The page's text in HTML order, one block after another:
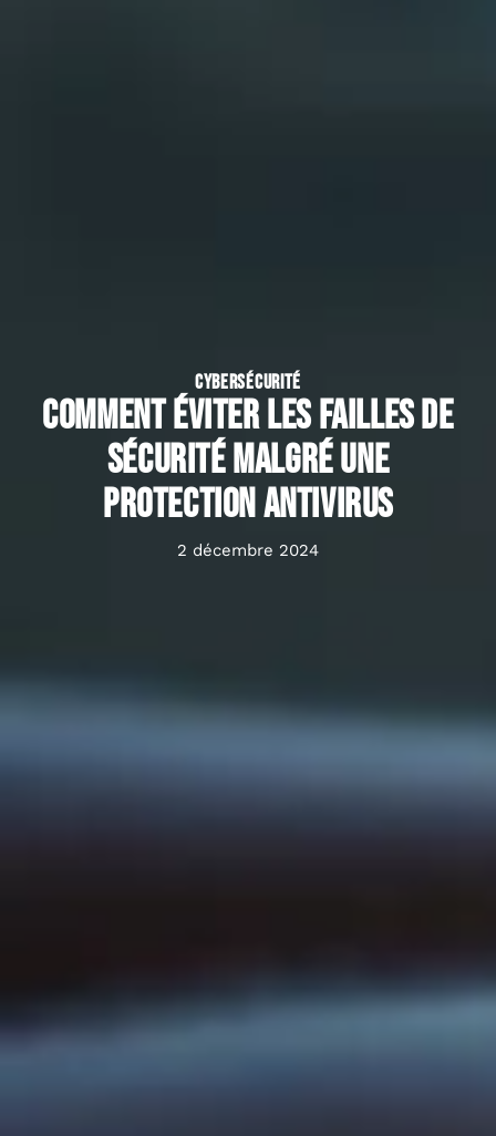
CYBERSÉCURITÉ
Comment éviter les failles de
sécurité malgré une
protection antivirus
2 décembre 2024